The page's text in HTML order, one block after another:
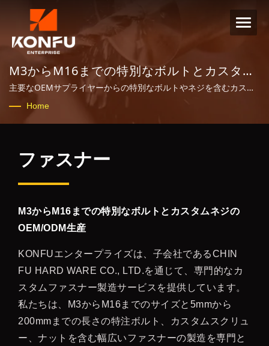
M3からM16までの特別なボルトとカスタム
ネジのOEM/ODM生産
主要なOEMサプライヤーからの特別なボルトやネジを含むカスタ
Home
ファスナー
M3からM16までの特別なボルトとカスタムネジの
OEM/ODM生産
KONFUエンタープライズは、子会社であるCHIN
FU HARD WARE CO., LTD.を通じて、専門的なカ
スタムファスナー製造サービスを提供しています。
私たちは、M3からM16までのサイズと5mmから
200mmまでの長さの特注ボルト、カスタムスクリュ
ー、ナットを含む幅広いファスナーの製造を専門と